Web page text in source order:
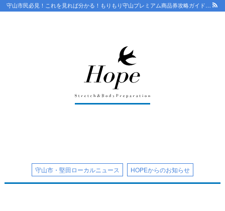
守山市民必見！これを見れば分かる！もりもり守山プレミアム商品券攻略ガイド2026 | 滋賀 守山市整体HOPE【18年/口コミ4.8】骨盤から根本改善 ストレッチで優しく 守山で人気・おすすめ整体院
守山市・堅田ローカルニュース HOPEからのお知らせ
LINE予約の流れ